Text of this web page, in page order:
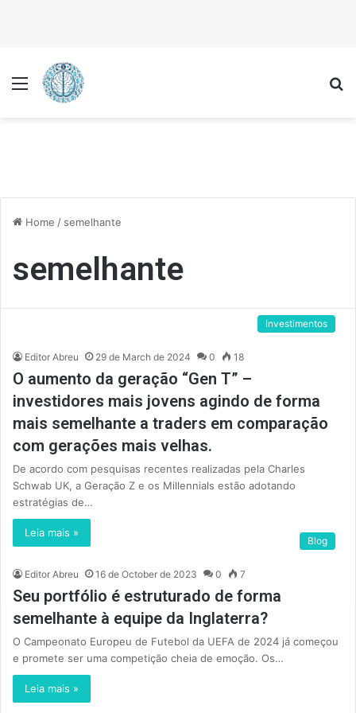
Menu
Home / semelhante
semelhante
Investimentos
Editor Abreu 29 de March de 2024 0 18
O aumento da geração “Gen T” –
investidores mais jovens agindo de forma
mais semelhante a traders em comparação
com gerações mais velhas.
De acordo com pesquisas recentes realizadas pela Charles
Schwab UK, a Geração Z e os Millennials estão adotando
estratégias de…
Leia mais »
Blog
Editor Abreu 16 de October de 2023 0 7
Seu portfólio é estruturado de forma
semelhante à equipe da Inglaterra?
O Campeonato Europeu de Futebol da UEFA de 2024 já começou
e promete ser uma competição cheia de emoção. Os…
Leia mais »